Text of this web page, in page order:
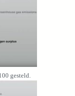
gesteld.